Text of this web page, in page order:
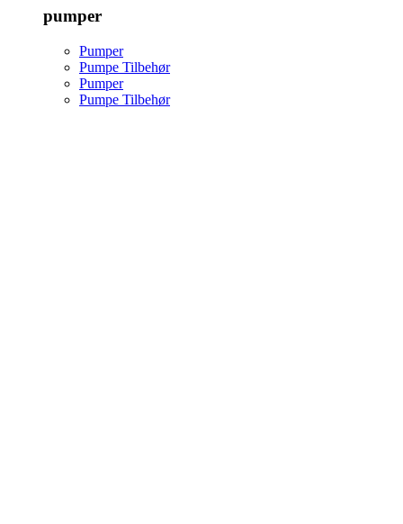
pumper
Pumper
Pumpe Tilbehør
Pumper
Pumpe Tilbehør